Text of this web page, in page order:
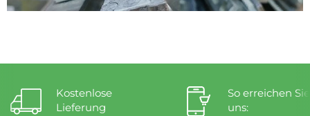
Kostenlose
Lieferung
So erreichen Sie
uns: